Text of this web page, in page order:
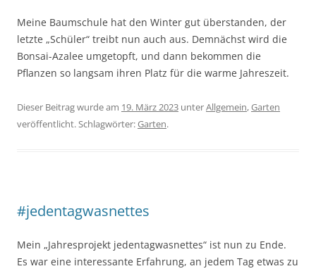
Meine Baumschule hat den Winter gut überstanden, der
letzte „Schüler“ treibt nun auch aus. Demnächst wird die
Bonsai-Azalee umgetopft, und dann bekommen die
Pflanzen so langsam ihren Platz für die warme Jahreszeit.
Dieser Beitrag wurde am 19. März 2023 unterAllgemein,Garten
veröffentlicht. Schlagwörter:Garten.
#jedentagwasnettes
Mein „Jahresprojekt jedentagwasnettes“ ist nun zu Ende.
Es war eine interessante Erfahrung, an jedem Tag etwas zu